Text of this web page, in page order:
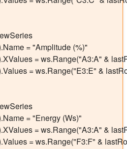
= "Amplitude (%)"
= ws.Range("A3:A" &
= ws.Range("E3:E" &
= "Energy (Ws)"
= ws.Range("A3:A" &
= ws.Range("F3:F" &